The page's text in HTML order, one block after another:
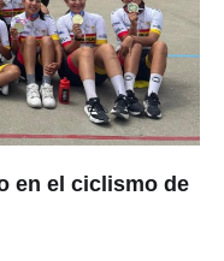
en el ciclismo de